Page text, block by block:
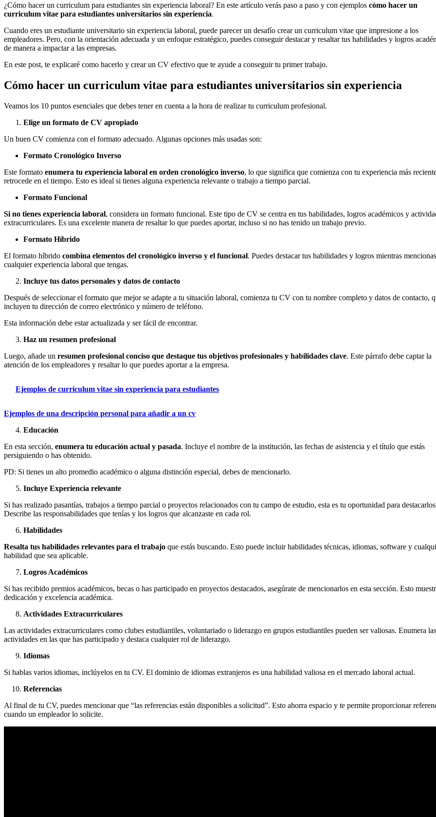
¿Cómo hacer un curriculum para estudiantes sin experiencia laboral? En este artículo verás paso a paso y con ejemplos cómo hacer un
curriculum vitae para estudiantes universitarios sin experiencia.
Cuando eres un estudiante universitario sin experiencia laboral, puede parecer un desafío crear un curriculum vitae que impresione a los
empleadores. Pero, con la orientación adecuada y un enfoque estratégico, puedes conseguir destacar y resaltar tus habilidades y logros
de manera a impactar a las empresas.
En este post, te explicaré como hacerlo y crear un CV efectivo que te ayude a conseguir tu primer trabajo.
Cómo hacer un curriculum vitae para estudiantes universitarios sin experiencia
Veamos los 10 puntos esenciales que debes tener en cuenta a la hora de realizar tu curriculum profesional.
Elige un formato de CV apropiado
Un buen CV comienza con el formato adecuado. Algunas opciones más usadas son:
Formato Cronológico Inverso
Este formato enumera tu experiencia laboral en orden cronológico inverso, lo que significa que comienza con tu experiencia más
retrocede en el tiempo. Esto es ideal si tienes alguna experiencia relevante o trabajo a tiempo parcial.
Formato Funcional
Si no tienes experiencia laboral, considera un formato funcional. Este tipo de CV se centra en tus habilidades, logros académicos y
extracurriculares. Es una excelente manera de resaltar lo que puedes aportar, incluso si no has tenido un trabajo previo.
Formato Híbrido
El formato híbrido combina elementos del cronológico inverso y el funcional. Puedes destacar tus habilidades y logros mientras mencionas
cualquier experiencia laboral que tengas.
Incluye tus datos personales y datos de contacto
Después de seleccionar el formato que mejor se adapte a tu situación laboral, comienza tu CV con tu nombre completo y datos de contacto,
incluyen tu dirección de correo electrónico y número de teléfono.
Esta información debe estar actualizada y ser fácil de encontrar.
Haz un resumen profesional
Luego, añade un resumen profesional conciso que destaque tus objetivos profesionales y habilidades clave. Este párrafo debe captar la
atención de los empleadores y resaltar lo que puedes aportar a la empresa.
Ejemplos de curriculum vitae sin experiencia para estudiantes
Ejemplos de una descripción personal para añadir a un cv
Educación
En esta sección, enumera tu educación actual y pasada. Incluye el nombre de la institución, las fechas de asistencia y el título que estás
persiguiendo o has obtenido.
PD: Si tienes un alto promedio académico o alguna distinción especial, debes de mencionarlo.
Incluye Experiencia relevante
Si has realizado pasantías, trabajos a tiempo parcial o proyectos relacionados con tu campo de estudio, esta es tu oportunidad para
Describe las responsabilidades que tenías y los logros que alcanzaste en cada rol.
Habilidades
Resalta tus habilidades relevantes para el trabajo que estás buscando. Esto puede incluir habilidades técnicas, idiomas, software y
habilidad que sea aplicable.
Logros Académicos
Si has recibido premios académicos, becas o has participado en proyectos destacados, asegúrate de mencionarlos en esta sección. Esto
dedicación y excelencia académica.
Actividades Extracurriculares
Las actividades extracurriculares como clubes estudiantiles, voluntariado o liderazgo en grupos estudiantiles pueden ser valiosas. Enumera las
actividades en las que has participado y destaca cualquier rol de liderazgo.
Idiomas
Si hablas varios idiomas, inclúyelos en tu CV. El dominio de idiomas extranjeros es una habilidad valiosa en el mercado laboral actual.
Referencias
Al final de tu CV, puedes mencionar que “las referencias están disponibles a solicitud”. Esto ahorra espacio y te permite proporcionar
cuando un empleador lo solicite.